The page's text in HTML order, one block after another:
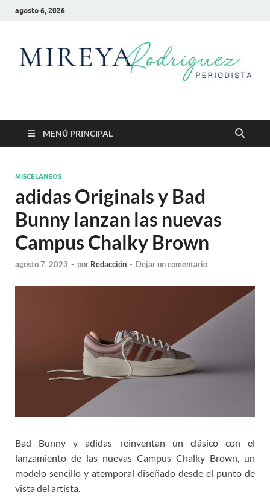
agosto 6, 2026
Mireya Rodriguez
MENÚ PRINCIPAL
MISCELANEOS
adidas Originals y Bad
Bunny lanzan las nuevas
Campus Chalky Brown
agosto 7, 2023 - por Redacción - Dejar un comentario
Bad Bunny y adidas reinventan un clásico con el
lanzamiento de las nuevas Campus Chalky Brown, un
modelo sencillo y atemporal diseñado desde el punto de
vista del artista.